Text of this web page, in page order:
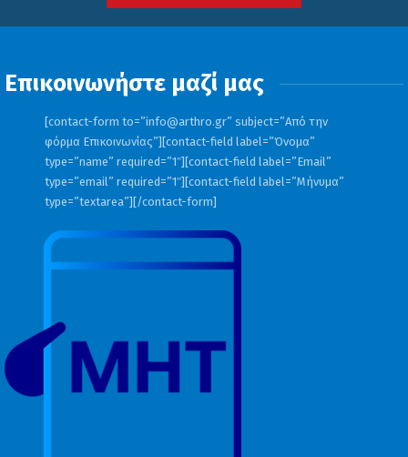
Επικοινωνήστε μαζί μας
[contact-form to=”info@arthro.gr” subject=”Από την
φόρμα Επικοινωνίας”][contact-field label=”Όνομα”
type=”name” required=”1″][contact-field label=”Email”
type=”email” required=”1″][contact-field label=”Μήνυμα”
type=”textarea”][/contact-form]